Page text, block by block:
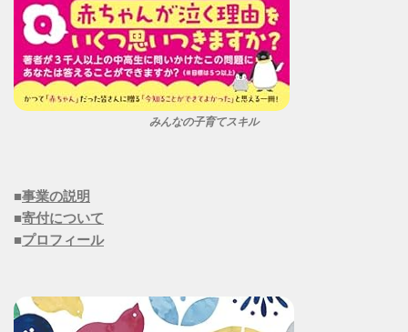
みんなの子育てスキル
■事業の説明
■寄付について
■プロフィール